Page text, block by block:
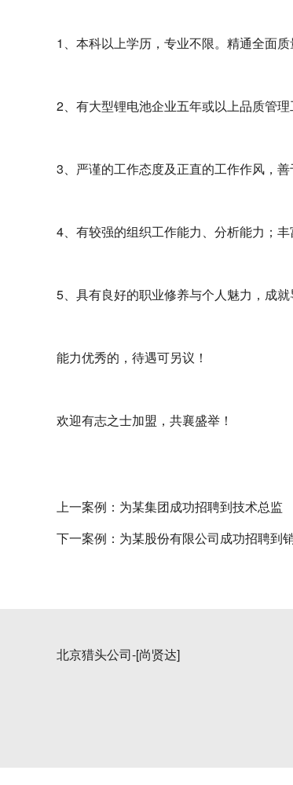
1、本科以上学历，专业不限。精通全面
2、有大型锂电池企业五年或以上品质管
3、严谨的工作态度及正直的工作作风，
4、有较强的组织工作能力、分析能力；
5、具有良好的职业修养与个人魅力，成就
能力优秀的，待遇可另议！
欢迎有志之士加盟，共襄盛举！
上一案例： 为某集团成功招聘到技术总监
下一案例： 为某股份有限公司成功招聘到
北京猎头公司-[尚贤达]